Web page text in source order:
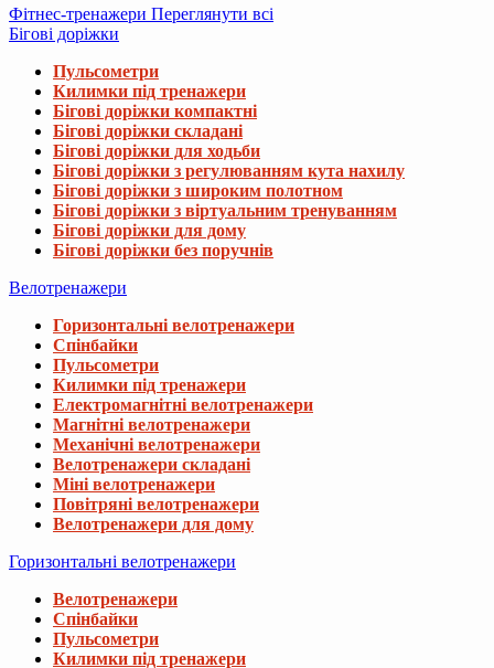
Фітнес-тренажери Переглянути всі
Бігові доріжки
Пульсометри
Килимки під тренажери
Бігові доріжки компактні
Бігові доріжки складані
Бігові доріжки для ходьби
Бігові доріжки з регулюванням кута нахилу
Бігові доріжки з широким полотном
Бігові доріжки з віртуальним тренуванням
Бігові доріжки для дому
Бігові доріжки без поручнів
Велотренажери
Горизонтальні велотренажери
Спінбайки
Пульсометри
Килимки під тренажери
Електромагнітні велотренажери
Магнітні велотренажери
Механічні велотренажери
Велотренажери складані
Міні велотренажери
Повітряні велотренажери
Велотренажери для дому
Горизонтальні велотренажери
Велотренажери
Спінбайки
Пульсометри
Килимки під тренажери